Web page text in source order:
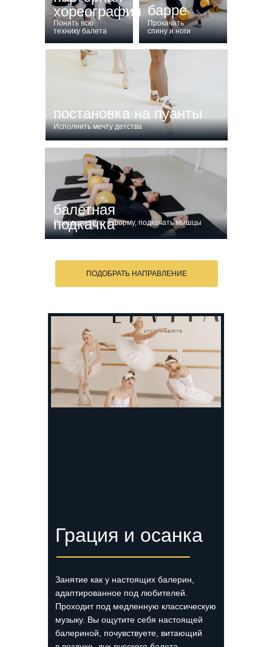
Исполнить мечту детства
постановка на пуанты
Понять всю
технику балета
хореография
Привести тело в форму, подкачать мышцы
Прокачать
спину и ноги
балетная
подкачка
барре
ПОДОБРАТЬ НАПРАВЛЕНИЕ
Занятие как у настоящих балерин,
адаптированное под любителей.
Проходит под медленную классическую
музыку. Вы ощутите себя настоящей
балериной, почувствуете, витающий
Грация и осанка